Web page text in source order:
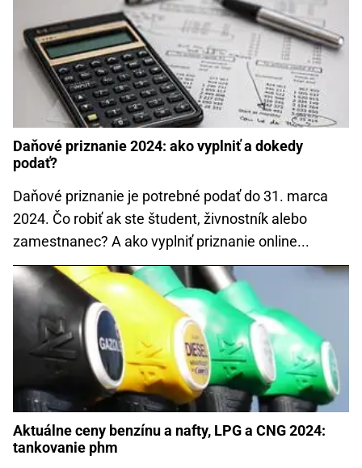
Daňové priznanie 2024: ako vyplniť a dokedy
podať?
Daňové priznanie je potrebné podať do 31. marca
2024. Čo robiť ak ste študent, živnostník alebo
zamestnanec? A ako vyplniť priznanie online...
Aktuálne ceny benzínu a nafty, LPG a CNG 2024:
tankovanie phm